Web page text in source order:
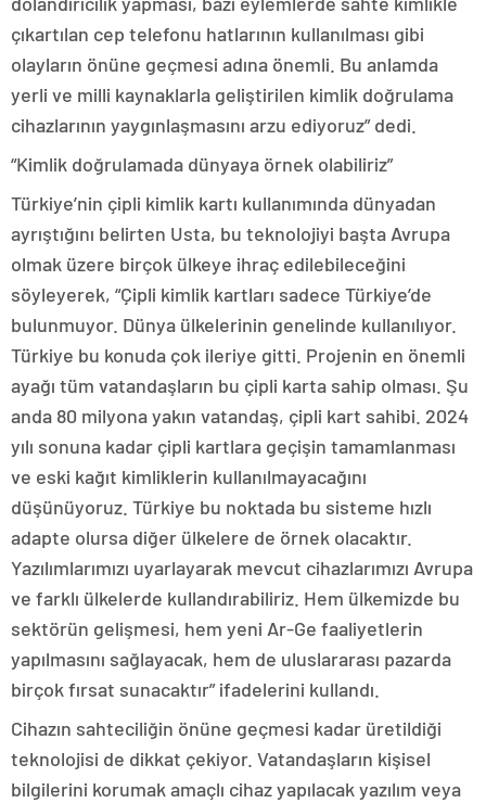
çıkartılan cep telefonu hatlarının kullanılması gibi
olayların önüne geçmesi adına önemli. Bu anlamda
yerli ve milli kaynaklarla geliştirilen kimlik doğrulama
cihazlarının yaygınlaşmasını arzu ediyoruz” dedi.
“Kimlik doğrulamada dünyaya örnek olabiliriz”
Türkiye’nin çipli kimlik kartı kullanımında dünyadan
ayrıştığını belirten Usta, bu teknolojiyi başta Avrupa
olmak üzere birçok ülkeye ihraç edilebileceğini
söyleyerek, “Çipli kimlik kartları sadece Türkiye’de
bulunmuyor. Dünya ülkelerinin genelinde kullanılıyor.
Türkiye bu konuda çok ileriye gitti. Projenin en önemli
ayağı tüm vatandaşların bu çipli karta sahip olması. Şu
anda 80 milyona yakın vatandaş, çipli kart sahibi. 2024
yılı sonuna kadar çipli kartlara geçişin tamamlanması
ve eski kağıt kimliklerin kullanılmayacağını
düşünüyoruz. Türkiye bu noktada bu sisteme hızlı
adapte olursa diğer ülkelere de örnek olacaktır.
Yazılımlarımızı uyarlayarak mevcut cihazlarımızı Avrupa
ve farklı ülkelerde kullandırabiliriz. Hem ülkemizde bu
sektörün gelişmesi, hem yeni Ar-Ge faaliyetlerin
yapılmasını sağlayacak, hem de uluslararası pazarda
birçok fırsat sunacaktır” ifadelerini kullandı.
Cihazın sahteciliğin önüne geçmesi kadar üretildiği
teknolojisi de dikkat çekiyor. Vatandaşların kişisel
bilgilerini korumak amaçlı cihaz yapılacak yazılım veya